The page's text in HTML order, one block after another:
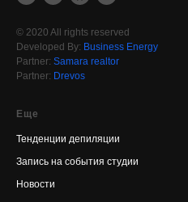
© 2020 All rights reserved
Developed By: Business Energy
Partner: Samara realtor
Partner: Drevos
Еще
Тенденции депиляции
Запись на события студии
Новости